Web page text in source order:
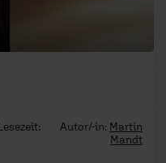
Autor/-in: Martin
Mandt